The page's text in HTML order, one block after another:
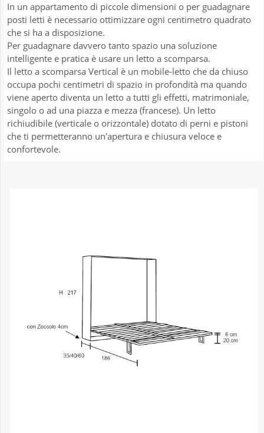
In un appartamento di piccole dimensioni o per guadagnare
posti letti è necessario ottimizzare ogni centimetro quadrato
che si ha a disposizione.
Per guadagnare davvero tanto spazio una soluzione
intelligente e pratica è usare un letto a scomparsa.
Il letto a scomparsa Vertical è un mobile-letto che da chiuso
occupa pochi centimetri di spazio in profondità ma quando
viene aperto diventa un letto a tutti gli effetti, matrimoniale,
singolo o ad una piazza e mezza (francese). Un letto
richiudibile (verticale o orizzontale) dotato di perni e pistoni
che ti permetteranno un'apertura e chiusura veloce e
confortevole.